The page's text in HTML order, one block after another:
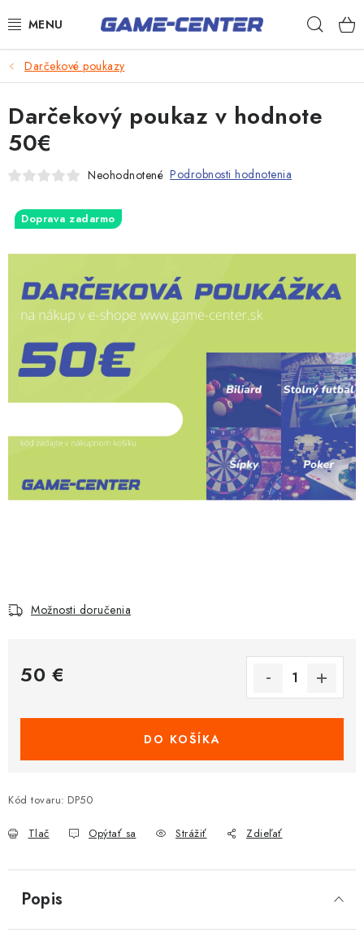
na
Šípky
Poker
Stolný futbal
Novinky
Kontakty
Darčekové poukazy
Možnosti doručenia
50 €
DO KOŠÍKA
Kód tovaru: DP50
Tlač Opýtať sa Strážiť Zdieľať
Darčekový poukaz v hodnote
50€
Neohodnotené Podrobnosti hodnotenia
Doprava zadarmo
Popis